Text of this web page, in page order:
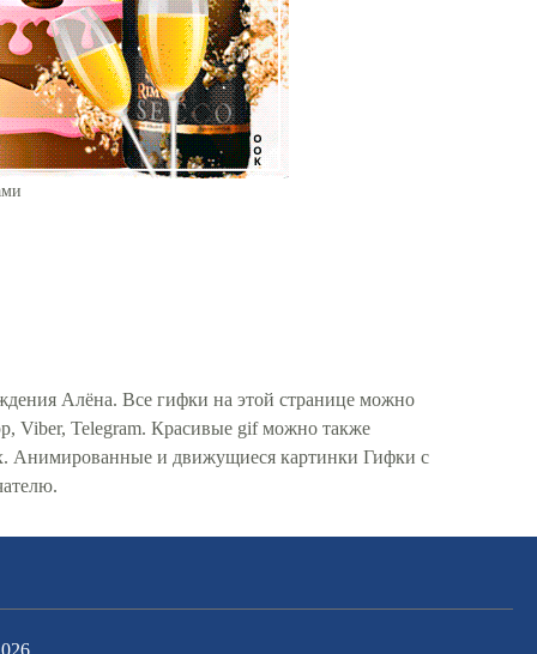
Алёна. Все гифки на этой странице можно
Viber, Telegram. Красивые gif можно также
Анимированные и движущиеся картинки Гифки с